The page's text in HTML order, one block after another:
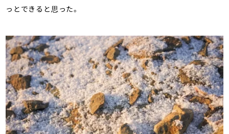
っとできると思った。